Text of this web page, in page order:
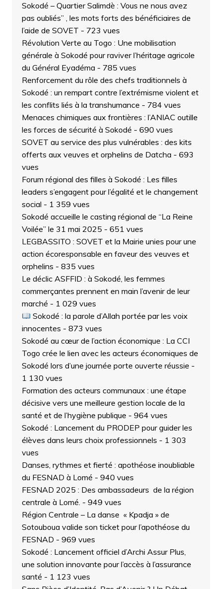
Sokodé – Quartier Salimdè : Vous ne nous avez
pas oubliés” , les mots forts des bénéficiaires de
l’aide de SOVET - 723 vues
Révolution Verte au Togo : Une mobilisation
générale à Sokodé pour raviver l’héritage agricole
du Général Eyadéma - 785 vues
Renforcement du rôle des chefs traditionnels à
Sokodé : un rempart contre l’extrémisme violent et
les conflits liés à la transhumance - 784 vues
Menaces chimiques aux frontières : l’ANIAC outille
les forces de sécurité à Sokodé - 690 vues
SOVET au service des plus vulnérables : des kits
offerts aux veuves et orphelins de Datcha - 693
vues
Forum régional des filles à Sokodé : Les filles
leaders s’engagent pour l’égalité et le changement
social - 1 359 vues
Sokodé accueille le casting régional de “La Reine
Voilée” le 31 mai 2025 - 651 vues
LEGBASSITO : SOVET et la Mairie unies pour une
action écoresponsable en faveur des veuves et
orphelins - 835 vues
Le déclic ASFFID : à Sokodé, les femmes
commerçantes prennent en main l’avenir de leur
marché - 1 029 vues
Sokodé : la parole d’Allah portée par les voix
innocentes - 873 vues
Sokodé au cœur de l’action économique : La CCI
Togo crée le lien avec les acteurs économiques de
Sokodé lors d’une journée porte ouverte réussie -
1 130 vues
Formation des acteurs communaux : une étape
décisive vers une meilleure gestion locale de la
santé et de l’hygiène publique - 964 vues
Sokodé : Lancement du PRODEP pour guider les
élèves dans leurs choix professionnels - 1 303
vues
Danses, rythmes et fierté : apothéose inoubliable
du FESNAD à Lomé - 940 vues
FESNAD 2025 : Des ambassadeurs de la région
centrale à Lomé. - 949 vues
Région Centrale – La danse « Kpadja » de
Sotouboua valide son ticket pour l’apothéose du
FESNAD - 969 vues
Sokodé : Lancement officiel d’Archi Assur Plus,
une solution innovante pour l’accès à l’assurance
santé - 1 123 vues